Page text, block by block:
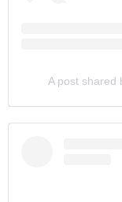
A post shared